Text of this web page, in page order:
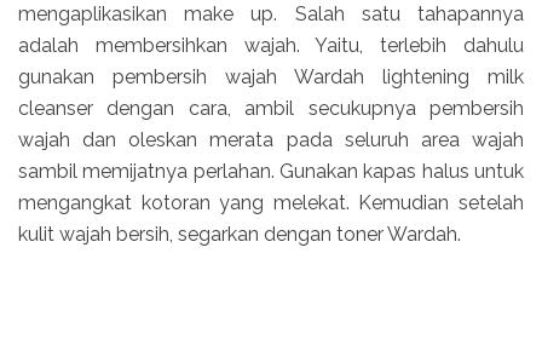
mengaplikasikan make up. Salah satu tahapannya
adalah membersihkan wajah. Yaitu, terlebih dahulu
gunakan pembersih wajah Wardah lightening milk
cleanser dengan cara, ambil secukupnya pembersih
wajah dan oleskan merata pada seluruh area wajah
sambil memijatnya perlahan. Gunakan kapas halus untuk
mengangkat kotoran yang melekat. Kemudian setelah
kulit wajah bersih, segarkan dengan toner Wardah.